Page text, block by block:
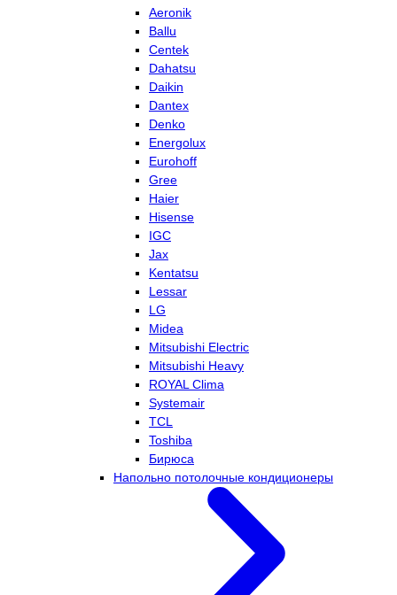
Aeronik
Ballu
Centek
Dahatsu
Daikin
Dantex
Denko
Energolux
Eurohoff
Gree
Haier
Hisense
IGC
Jax
Kentatsu
Lessar
LG
Midea
Mitsubishi Electric
Mitsubishi Heavy
ROYAL Clima
Systemair
TCL
Toshiba
Бирюса
Напольно потолочные кондиционеры